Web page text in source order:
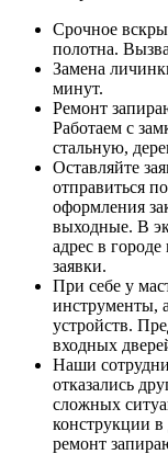
Срочное
полотна.
Замена
минут.
Ремонт
Работаем с
стальную,
Оставляйте
отправиться
оформления
выходные. В
адрес в
заявки.
При себе у
инструменты,
устройств.
входных
Наши
отказались
сложных
конструкции
ремонт